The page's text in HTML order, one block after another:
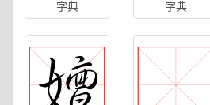
字典
字典